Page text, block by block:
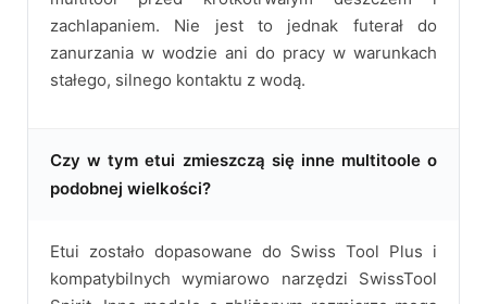
zachlapaniem. Nie jest to jednak futerał do
zanurzania w wodzie ani do pracy w warunkach
stałego, silnego kontaktu z wodą.
Czy w tym etui zmieszczą się inne multitoole o
podobnej wielkości?
Etui zostało dopasowane do Swiss Tool Plus i
kompatybilnych wymiarowo narzędzi SwissTool